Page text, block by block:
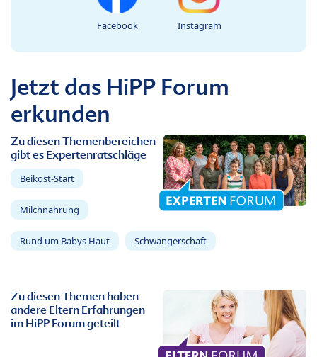
Facebook Instagram
Jetzt das HiPP Forum
erkunden
Zu diesen Themenbereichen
gibt es Expertenratschläge
Beikost-Start
Milchnahrung
Rund um Babys Haut Schwangerschaft
Zu diesen Themen haben
andere Eltern Erfahrungen
im HiPP Forum geteilt